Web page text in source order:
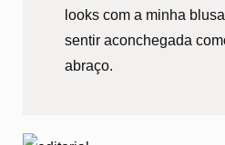
looks com a minha
sentir aconchegada
abraço.